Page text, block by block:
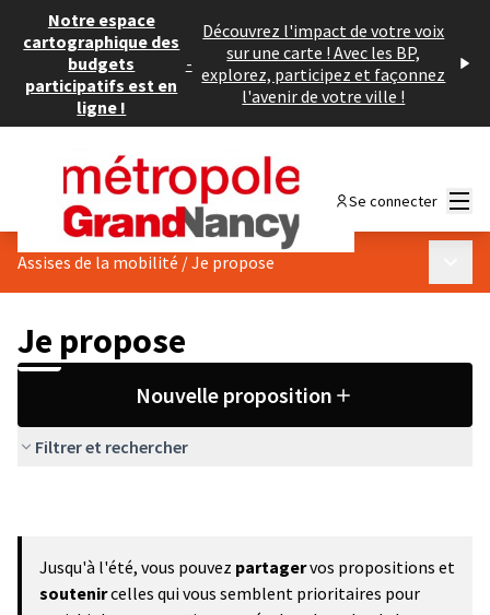
Notre espace
cartographique des
budgets
participatifs est en
ligne !
-
Découvrez l'impact de votre voix
sur une carte ! Avec les BP,
explorez, participez et façonnez
l'avenir de votre ville !
Se connecter
Assises de la mobilité /Je propose
Je propose
Nouvelle proposition
Filtrer et rechercher
Jusqu'à l'été, vous pouvez partagervos propositions et
soutenircelles qui vous semblent prioritaires pour